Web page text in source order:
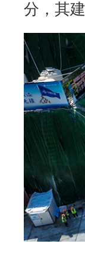
分，其